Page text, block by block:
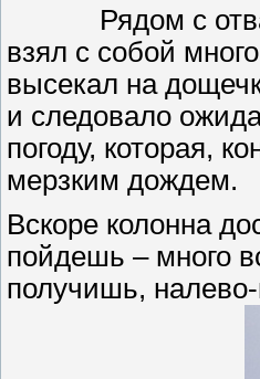
Рядом с
взял с собой
высекал на
и следовало
погоду, которая,
мерзким дождем.
Вскоре колонна
пойдешь – много
получишь,